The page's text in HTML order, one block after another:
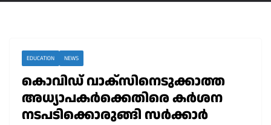
EDUCATION NEWS
കൊവിഡ് വാക്സിനെടുക്കാത്ത
അധ്യാപകർക്കെതിരെ കർശന
നടപടിക്കൊരുങ്ങി സർക്കാർ